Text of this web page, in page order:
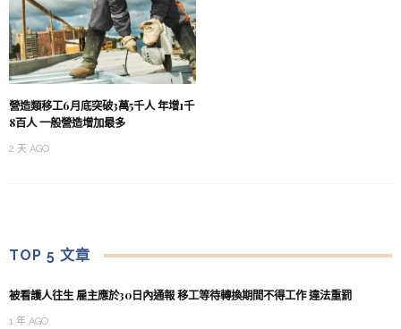
營造類移工6月底突破3萬5千人 年增1千
8百人 一般營造增加最多
2 天 AGO
TOP 5 文章
被看護人往生 雇主應於30日內通報 移工等待轉換期間不得工作 違法重罰
1 年 AGO